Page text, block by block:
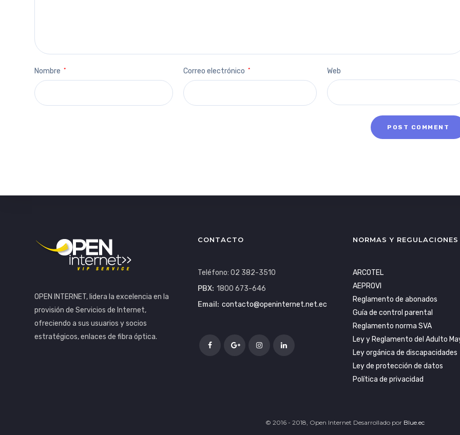
Nombre * Correo electrónico * Web
OPEN INTERNET, lidera la excelencia en la
provisión de Servicios de Internet,
ofreciendo a sus usuarios y socios
estratégicos, enlaces de fibra óptica.
CONTACTO
Teléfono: 02 382-3510
PBX: 1800 673-646
Email: contacto@openinternet.net.ec
NORMAS Y REGULACIONES
ARCOTEL
AEPROVI
Reglamento de abonados
Guía de control parental
Reglamento norma SVA
Ley y Reglamento del Adulto
Ley orgánica de discapacidades
Ley de protección de datos
Política de privacidad
© 2016 - 2018, Open Internet Desarrollado por Blue.ec